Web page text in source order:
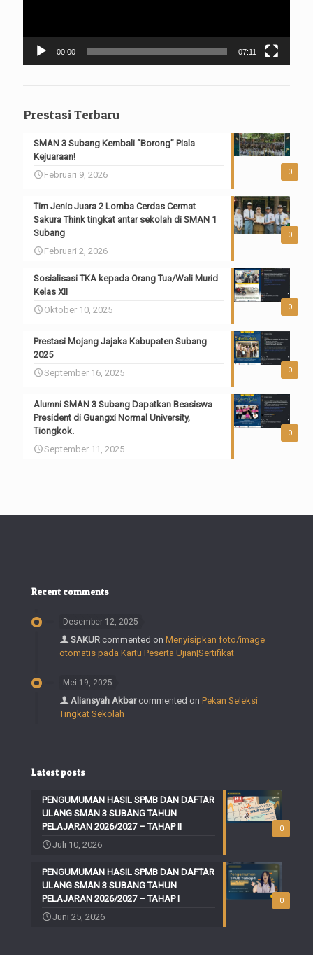
00:00 07:11
Prestasi Terbaru
0
SMAN 3 Subang Kembali “Borong” Piala
Kejuaraan!
Februari 9, 2026
0
Tim Jenic Juara 2 Lomba Cerdas Cermat
Sakura Think tingkat antar sekolah di SMAN 1
Subang
Februari 2, 2026
0
Sosialisasi TKA kepada Orang Tua/Wali Murid
Kelas XII
Oktober 10, 2025
0
Prestasi Mojang Jajaka Kabupaten Subang
2025
September 16, 2025
0
Alumni SMAN 3 Subang Dapatkan Beasiswa
President di Guangxi Normal University,
Tiongkok.
September 11, 2025
Recent comments
Desember 12, 2025
SAKUR commented on Menyisipkan foto/image
otomatis pada Kartu Peserta Ujian|Sertifikat
Mei 19, 2025
Aliansyah Akbarcommented on Pekan Seleksi
Tingkat Sekolah
Latest posts
0
PENGUMUMAN HASIL SPMB DAN DAFTAR
ULANG SMAN 3 SUBANG TAHUN
PELAJARAN 2026/2027 – TAHAP II
Juli 10, 2026
0
PENGUMUMAN HASIL SPMB DAN DAFTAR
ULANG SMAN 3 SUBANG TAHUN
PELAJARAN 2026/2027 – TAHAP I
Juni 25, 2026